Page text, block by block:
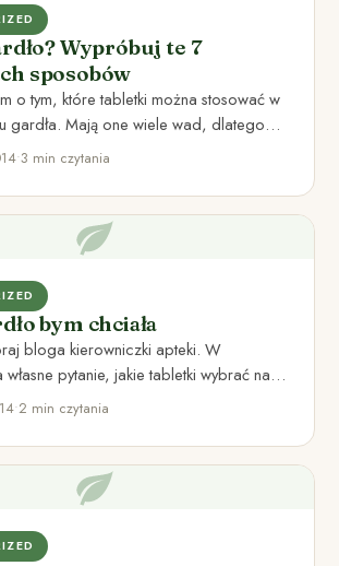
Wypróbuj te 7
sposobów
o tym, które tabletki można stosować w
gardła. Mają one wiele wad, dlatego
•3 min czytania
bym chciała
bloga kierowniczki apteki. W
pytanie, jakie tabletki wybrać na
wymieniać czytelnikom…
•2 min czytania